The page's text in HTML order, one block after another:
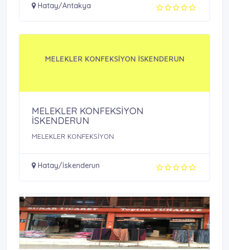
Hatay/Antakya
MELEKLER KONFEKSİYON İSKENDERUN
MELEKLER KONFEKSİYON
İSKENDERUN
MELEKLER KONFEKSİYON
Hatay/İskenderun